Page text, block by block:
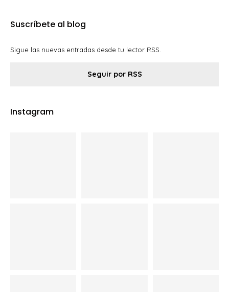
Suscríbete al blog
Sigue las nuevas entradas desde tu lector RSS.
Seguir por RSS
Instagram